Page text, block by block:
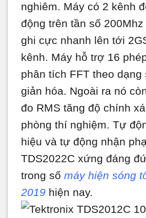
nghiêm. Máy có 2 kênh
động trên tần số
ghi cực nhanh lên tới
kênh. Máy hỗ trợ 16
phân tích FFT theo dạng
giản hóa. Ngoài ra nó
đo RMS tăng độ chính
phòng thí nghiệm. Tự
hiệu và tự động nhận
TDS2022C xứng đáng
trong sốmáy hiện sóng
2019 hiện nay.